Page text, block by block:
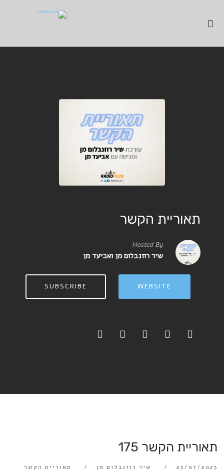
תאוריית הקשר
Hosted By
שיר רוזנבלום מן ואביעד מן
WEBSITE
SUBSCRIBE
תאוריית הקשר 175
23/07/2023 שיר רוזנבלום מן
תאוריית הקשר